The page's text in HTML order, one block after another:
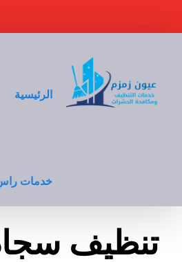
الرئيسية
خدمات
تنظيف